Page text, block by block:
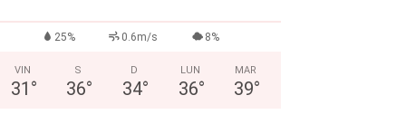
25% 0.6m/s 8%
VIN
31 °
S
36°
D
34°
LUN
36°
MAR
39°